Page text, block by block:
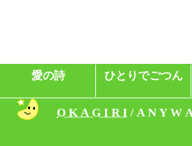
愛の詩 ひとりでごつん
O K A G I R I / A N Y W